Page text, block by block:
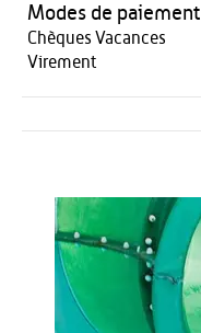
Modes de paiement
Chèques Vacances
Virement